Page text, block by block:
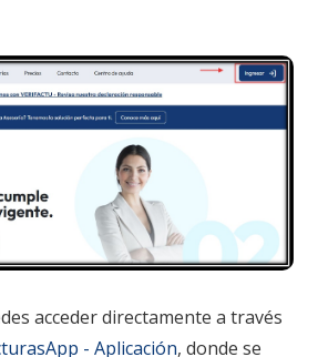
acceder directamente a través
- Aplicación, donde se